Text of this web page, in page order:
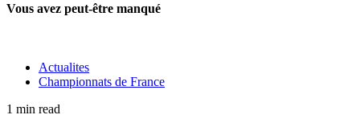
Vous avez peut-être manqué
Actualites
Championnats de France
1 min read